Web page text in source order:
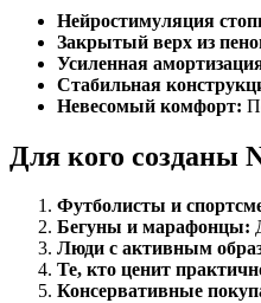
Нейростимуляция
Закрытый верх из
Усиленная
Стабильная
Невесомый комфорт:
Для кого созданы
Футболисты и
Бегуны и марафонцы:
Люди с активным
Те, кто ценит
Консервативные